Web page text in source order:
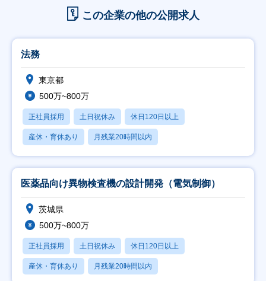
この企業の他の公開求人
法務
東京都
500万~800万
正社員採用 土日祝休み 休日120日以上
産休・育休あり 月残業20時間以内
医薬品向け異物検査機の設計開発（電気制御）
茨城県
500万~800万
正社員採用 土日祝休み 休日120日以上
産休・育休あり 月残業20時間以内